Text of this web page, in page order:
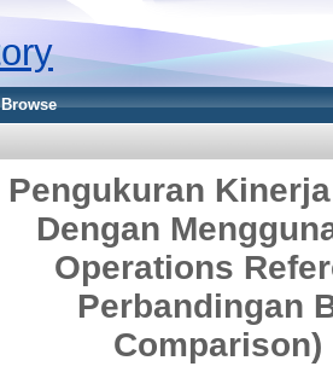
Browse
Pengukuran
Dengan
Operations
Perbandingan
Comparison)